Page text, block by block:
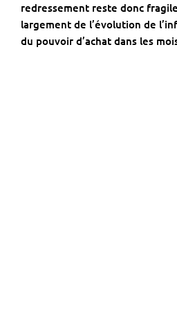
redressement reste donc
largement de l’évolution de
du pouvoir d’achat dans les